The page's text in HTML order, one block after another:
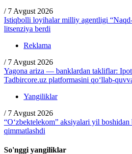
/ 7 Avgust 2026
Istiqbolli loyihalar milliy agentligi
litsenziya berdi
Reklama
/ 7 Avgust 2026
Yagona ariza — banklardan takliflar:
Tadbircore.uz platformasini qo‘llab-
Yangiliklar
/ 7 Avgust 2026
“O‘zbektelekom” aksiyalari yil
qimmatlashdi
So'nggi yangiliklar